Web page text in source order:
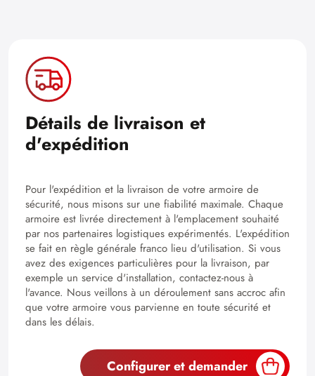
Détails de livraison et
d'expédition
Pour l'expédition et la livraison de votre armoire de
sécurité, nous misons sur une fiabilité maximale. Chaque
armoire est livrée directement à l'emplacement souhaité
par nos partenaires logistiques expérimentés. L'expédition
se fait en règle générale franco lieu d'utilisation. Si vous
avez des exigences particulières pour la livraison, par
exemple un service d'installation, contactez-nous à
l'avance. Nous veillons à un déroulement sans accroc afin
que votre armoire vous parvienne en toute sécurité et
dans les délais.
Configurer et demander